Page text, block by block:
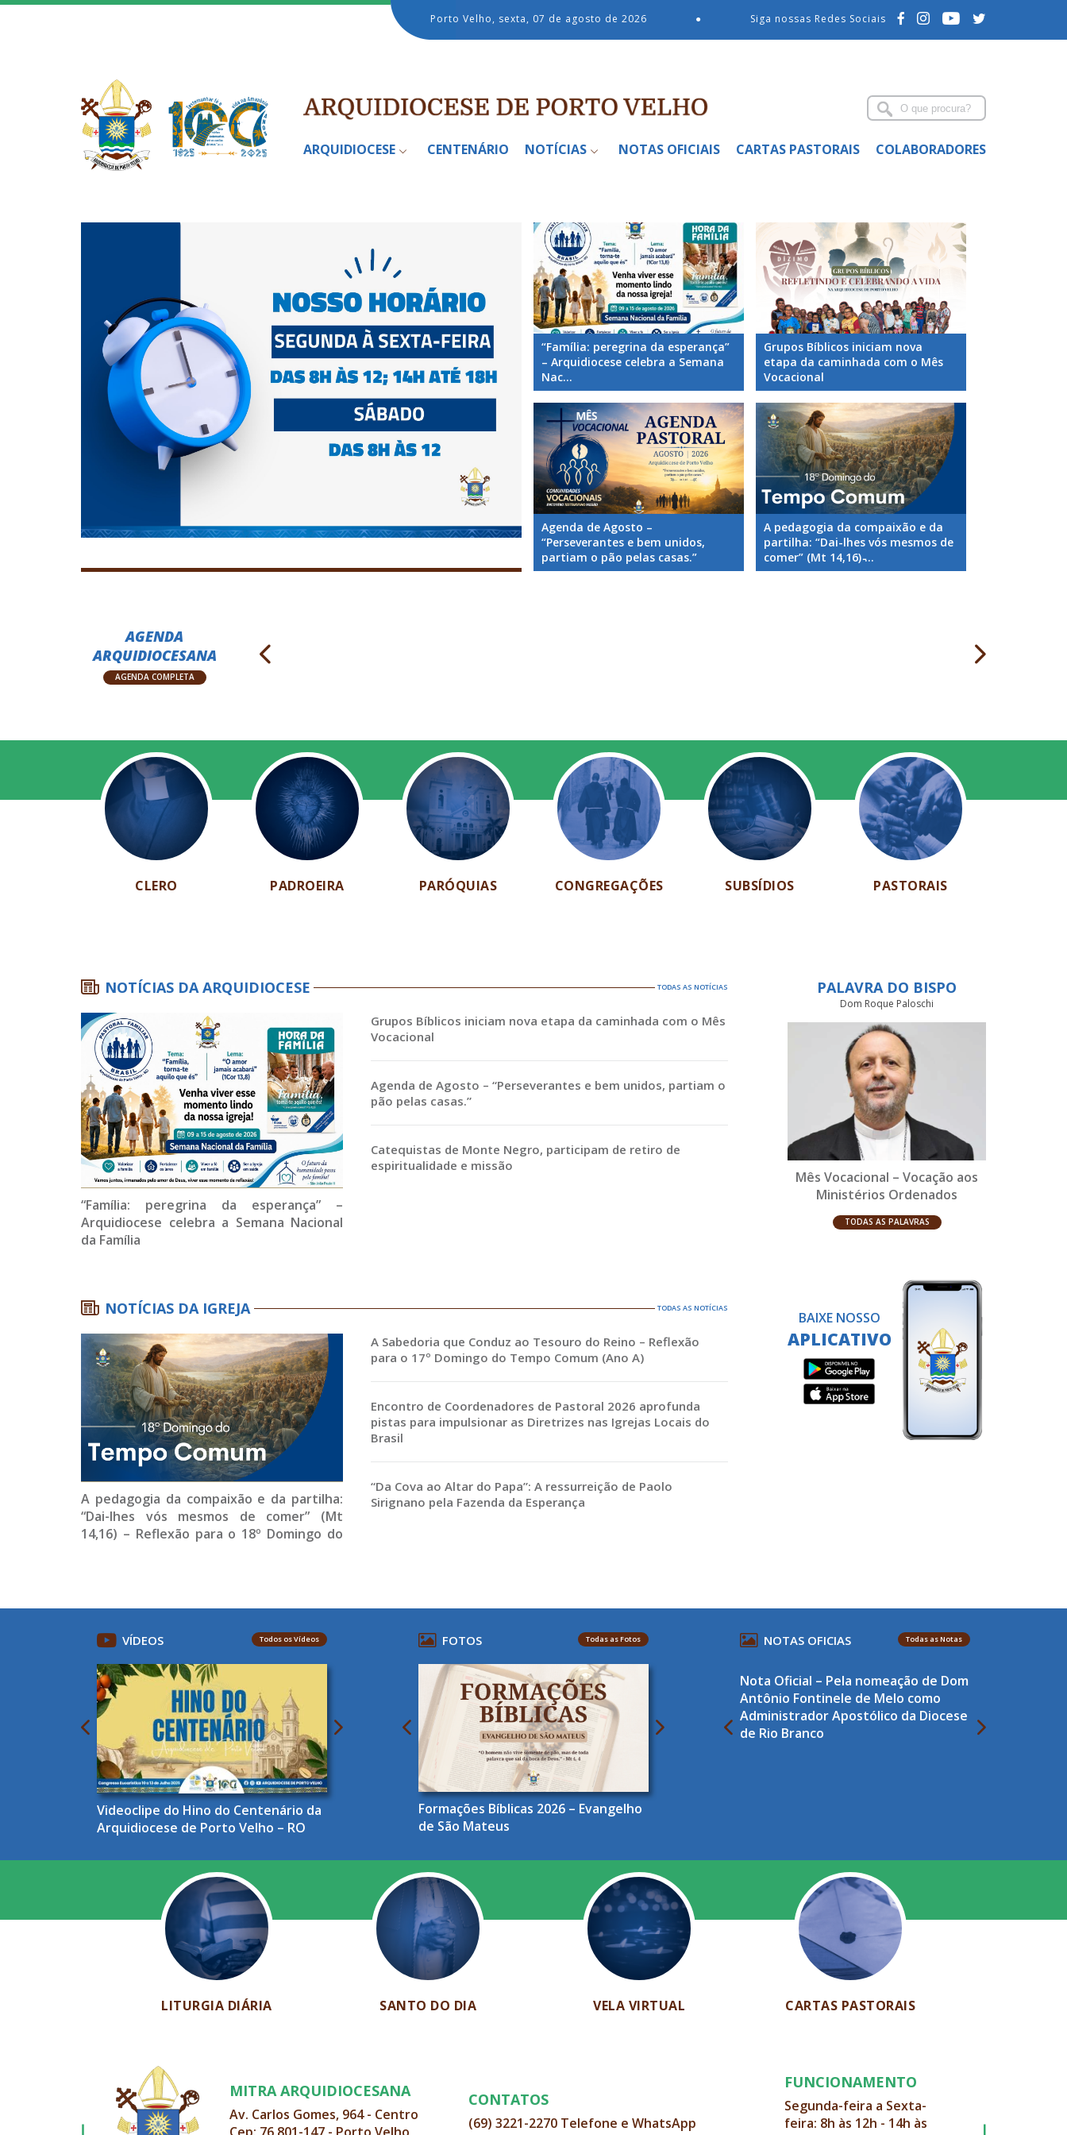
Porto Velho, sexta, 07 de agosto de 2026 ● Siga nossas Redes Sociais
ARQUIDIOCESE CENTENÁRIO NOTÍCIAS NOTAS OFICIAIS CARTAS PASTORAIS COLABORADORES
“Família: peregrina da esperança”
– Arquidiocese celebra a Semana
Nac...
Grupos Bíblicos iniciam nova
etapa da caminhada com o Mês
Vocacional
Agenda de Agosto –
“Perseverantes e bem unidos,
partiam o pão pelas casas.”
A pedagogia da compaixão e da
partilha: “Dai-lhes vós mesmos de
comer” (Mt 14,16) ̵...
AGENDA
ARQUIDIOCESANA
AGENDA COMPLETA
CLERO PADROEIRA PARÓQUIAS CONGREGAÇÕES SUBSÍDIOS PASTORAIS
NOTÍCIAS DA ARQUIDIOCESE TODAS AS NOTÍCIAS
“Família: peregrina da esperança” –
Arquidiocese celebra a Semana Nacional
da Família
Grupos Bíblicos iniciam nova etapa da caminhada com o Mês
Vocacional
Agenda de Agosto – “Perseverantes e bem unidos, partiam o
pão pelas casas.”
Catequistas de Monte Negro, participam de retiro de
espiritualidade e missão
NOTÍCIAS DA IGREJA TODAS AS NOTÍCIAS
A pedagogia da compaixão e da partilha:
“Dai-lhes vós mesmos de comer” (Mt
14,16) – Reflexão para o 18º Domingo do
A Sabedoria que Conduz ao Tesouro do Reino – Reflexão
para o 17º Domingo do Tempo Comum (Ano A)
Encontro de Coordenadores de Pastoral 2026 aprofunda
pistas para impulsionar as Diretrizes nas Igrejas Locais do
Brasil
“Da Cova ao Altar do Papa”: A ressurreição de Paolo
Sirignano pela Fazenda da Esperança
PALAVRA DO BISPO
Dom Roque Paloschi
Mês Vocacional – Vocação aos
Ministérios Ordenados
TODAS AS PALAVRAS
BAIXE NOSSO
APLICATIVO
VÍDEOS Todos os Vídeos
Videoclipe do Hino do Centenário da
Arquidiocese de Porto Velho – RO
FOTOS Todas as Fotos
Formações Bíblicas 2026 – Evangelho
de São Mateus
NOTAS OFICIAS Todas as Notas
Nota Oficial – Pela nomeação de Dom
Antônio Fontinele de Melo como
Administrador Apostólico da Diocese
de Rio Branco
LITURGIA DIÁRIA SANTO DO DIA VELA VIRTUAL CARTAS PASTORAIS
MITRA ARQUIDIOCESANA
Av. Carlos Gomes, 964 - Centro
CONTATOS
(69) 3221-2270 Telefone e WhatsApp
FUNCIONAMENTO
Segunda-feira a Sexta-
feira: 8h às 12h - 14h às